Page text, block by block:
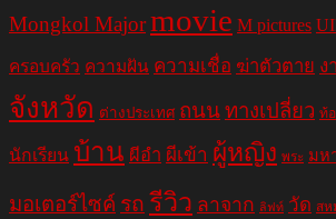
Mongkol Majormovie M pictures
ครอบครัว ความฝัน ความเชื่อ ฆ่าตัวตาย ง
จังหวัด ต่างประเทศ ถนนทางเปลี่ยว ท้
นักเรียน บ้าน ผีอำ ผีเข้า ผู้หญิง พระ มห
มอเตอร์ไซค์ รถ รีวิว ลาจาก ลิฟท์ วัด สห